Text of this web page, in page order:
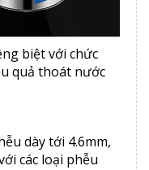
biệt với chức
quả thoát nước
dày tới 4.6mm,
các loại phễu